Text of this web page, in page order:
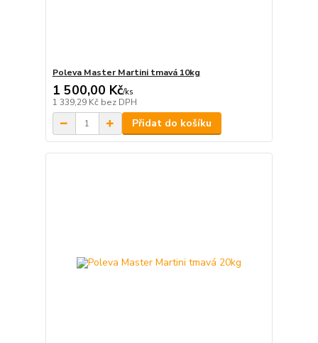
Poleva Master Martini tmavá 10kg
1 500,00 Kč/ks
1 339,29 Kč bez DPH
Přidat do košíku